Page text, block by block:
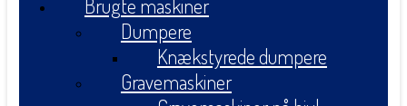
Brugte maskiner
Dumpere
Knækstyrede dumpere
Gravemaskiner